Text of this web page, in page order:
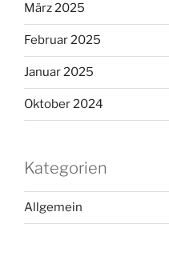
März 2025
Februar 2025
Januar 2025
Oktober 2024
Kategorien
Allgemein